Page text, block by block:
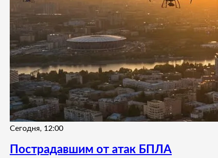
Сегодня, 12:00
Пострадавшим от атак БПЛА